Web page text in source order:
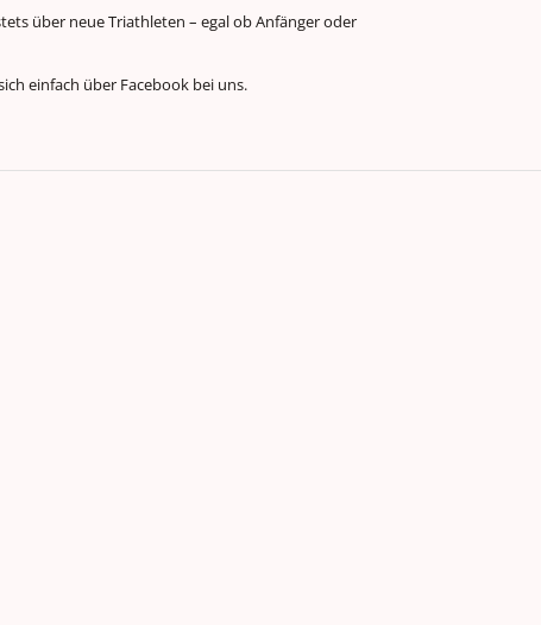
über neue Triathleten – egal ob Anfänger oder
einfach über Facebook bei uns.